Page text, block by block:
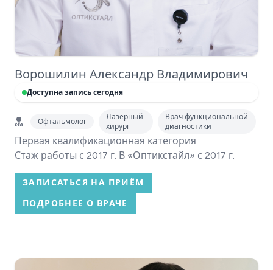
Ворошилин Александр Владимирович
Доступна запись сегодня
Офтальмолог
Лазерный
хирург
Врач функциональной
диагностики
Первая квалификационная категория
Стаж работы с 2017 г. В «Оптикстайл» с 2017 г.
ЗАПИСАТЬСЯ НА ПРИЁМ
ПОДРОБНЕЕ О ВРАЧЕ